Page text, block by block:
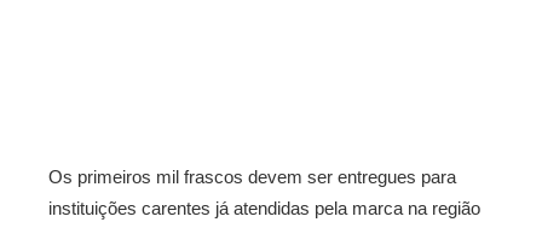
Os primeiros mil frascos devem ser entregues para
instituições carentes já atendidas pela marca na região